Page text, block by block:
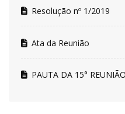
Resolução nº 1/2019
Ata da Reunião
PAUTA DA 15°